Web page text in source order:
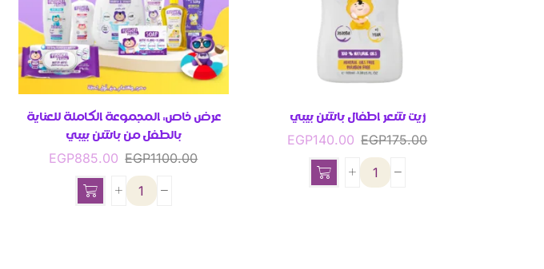
زيت شعر اطفال باشن بيبي
EGP175.00
EGP140.00
عرض خاص: المجموعة الكاملة للعناية
بالطفل من باشن بيبي
EGP1100.00
EGP885.00